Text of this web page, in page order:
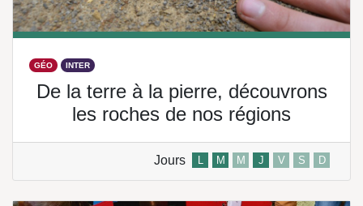
GÉO INTER
De la terre à la pierre, découvrons
les roches de nos régions
Jours L M M J V S D